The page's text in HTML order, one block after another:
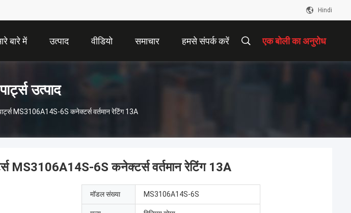
Hindi
बारे में उत्पाद वीडियो समाचार हमसे संपर्क करें एक बोली का अनुरोध
उत्पाद
MS3106A14S-6S कनेक्टर्स वर्तमान रेटिंग 13A
MS3106A14S-6S कनेक्टर्स वर्तमान रेटिंग 13A
मॉडल संख्या MS3106A14S-6S